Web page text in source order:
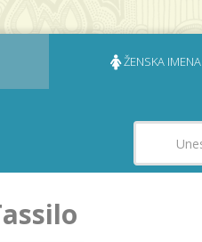
ŽENSKA IMENA